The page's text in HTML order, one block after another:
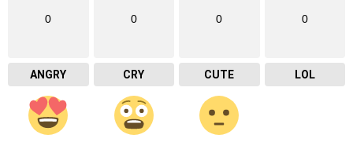
0
ANGRY
0
CRY
0
CUTE
0
LOL